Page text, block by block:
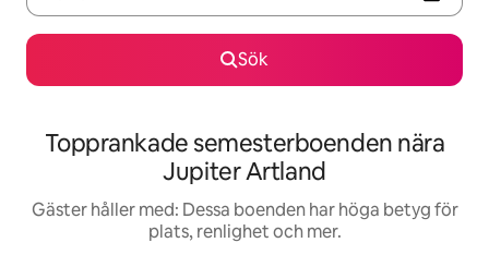
Sök
Topprankade semesterboenden nära
Jupiter Artland
Gäster håller med: Dessa boenden har höga betyg för
plats, renlighet och mer.